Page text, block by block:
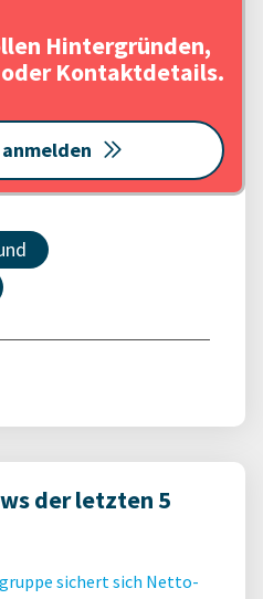
Hintergründen,
Kontaktdetails.
der letzten 5
sichert sich Netto-